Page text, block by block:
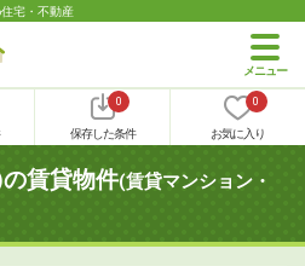
宅・不動産
0
保存した条件
0
お気に入り
賃貸物件(賃貸マンション・